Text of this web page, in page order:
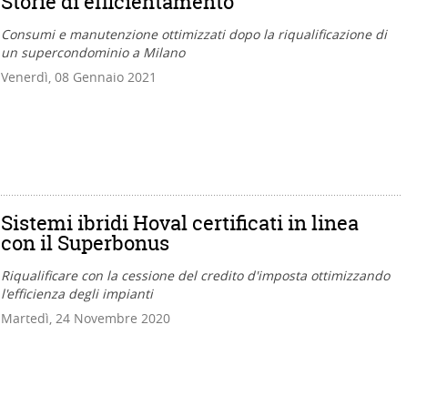
Consumi e manutenzione ottimizzati dopo la riqualificazione di
un supercondominio a Milano
Venerdì, 08 Gennaio 2021
Sistemi ibridi Hoval certificati in linea
con il Superbonus
Riqualificare con la cessione del credito d'imposta ottimizzando
l'efficienza degli impianti
Martedì, 24 Novembre 2020